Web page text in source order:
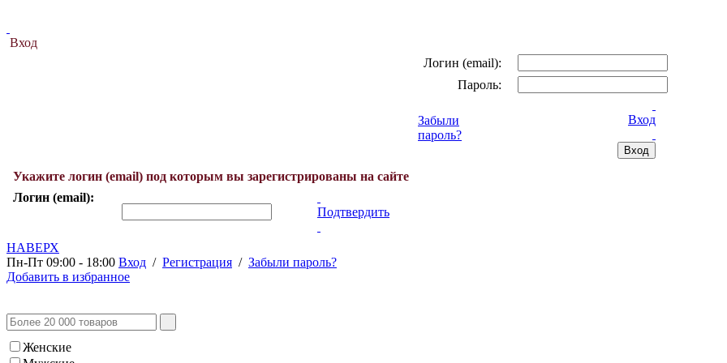
Вход
Логин (email):
Пароль:
Забыли
пароль?
Вход
Укажите логин (email) под которым вы зарегистрированы на сайте
Логин (email):
Подтвердить
НАВЕРХ
Пн-Пт 09:00 - 18:00 Вход / Регистрация / Забыли пароль?
Добавить в избранное
Женские